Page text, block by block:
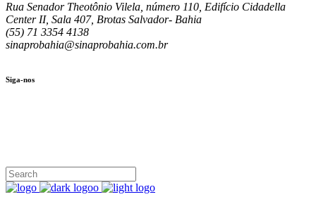
Rua Senador Theotônio Vilela, número 110, Edifício Cidadella
Center II, Sala 407, Brotas Salvador- Bahia
(55) 71 3354 4138
sinaprobahia@sinaprobahia.com.br
Siga-nos